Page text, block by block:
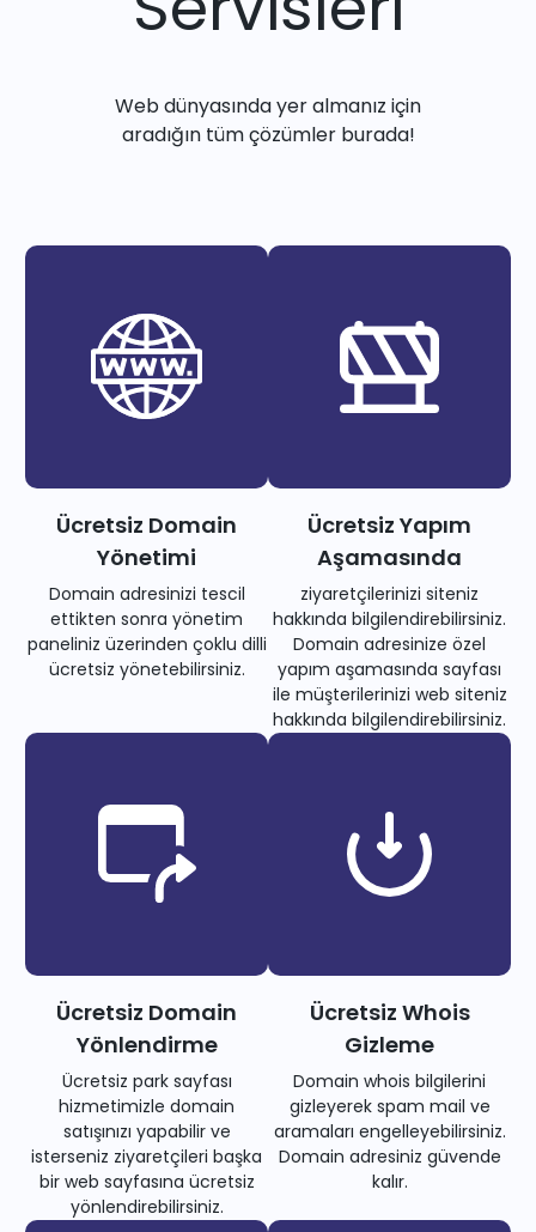
Web dünyasında yer almanız için
aradığın tüm çözümler burada!
Ücretsiz Domain
Yönetimi
Domain adresinizi tescil
ettikten sonra yönetim
paneliniz üzerinden çoklu dilli
ücretsiz yönetebilirsiniz.
Ücretsiz Yapım
Aşamasında
ziyaretçilerinizi siteniz
hakkında bilgilendirebilirsiniz.
Domain adresinize özel
yapım aşamasında sayfası
ile müşterilerinizi web siteniz
hakkında bilgilendirebilirsiniz.
Ücretsiz Domain
Yönlendirme
Ücretsiz park sayfası
hizmetimizle domain
satışınızı yapabilir ve
isterseniz ziyaretçileri başka
bir web sayfasına ücretsiz
yönlendirebilirsiniz.
Ücretsiz Whois
Gizleme
Domain whois bilgilerini
gizleyerek spam mail ve
aramaları engelleyebilirsiniz.
Domain adresiniz güvende
kalır.